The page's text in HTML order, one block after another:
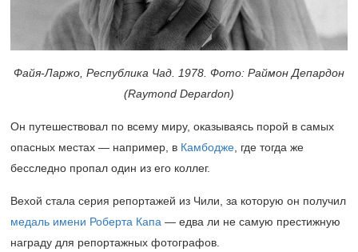
Файя-Ларжо, Республика Чад . 1978. Фото: Раймон Депардон
(Raymond Depardon)
Он путешествовал по всему миру, оказываясь порой в самых
опасных местах — например, в Камбодже , где тогда же
бесследно пропал один из его коллег.
Вехой стала серия репортажей из Чили, за которую он получил
медаль имени Роберта Капа — едва ли не самую престижную
награду для репортажных фотографов.